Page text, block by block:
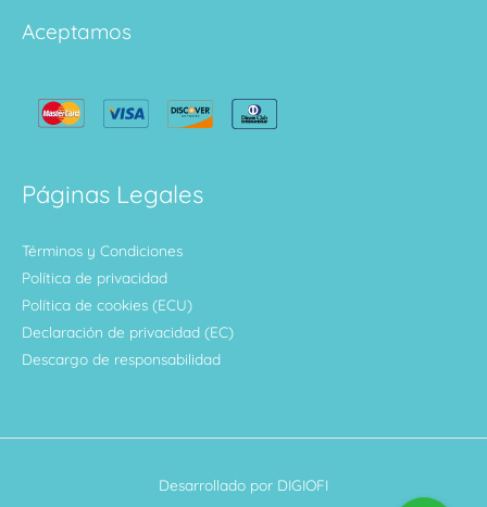
Aceptamos
Páginas Legales
Términos y Condiciones
Política de privacidad
Política de cookies (ECU)
Declaración de privacidad (EC)
Descargo de responsabilidad
Desarrollado por DIGIOFI